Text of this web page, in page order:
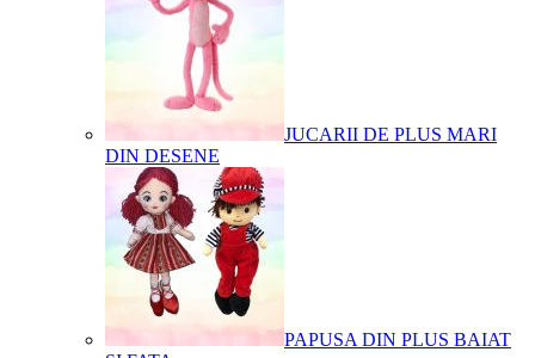
JUCARII DE PLUS MARI
DIN DESENE
PAPUSA DIN PLUS BAIAT